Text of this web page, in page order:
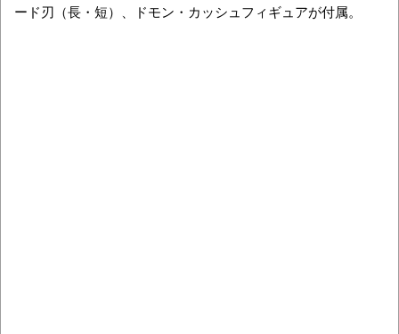
ード刃（長・短）、ドモン・カッシュフィギュアが付属。